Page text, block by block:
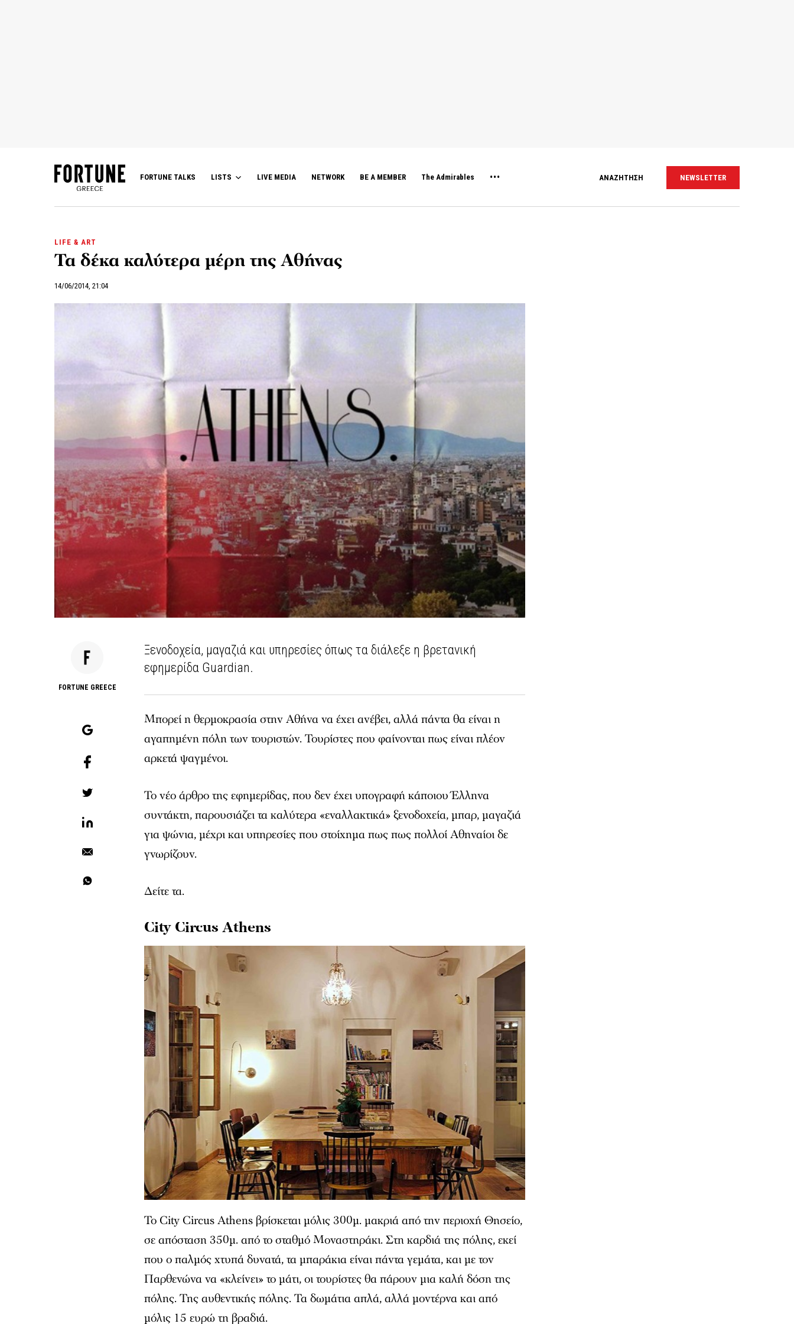
FORTUNE TALKS LISTS LIVE MEDIA NETWORK BE A MEMBER The Admirables ΑΝΑΖΗΤΗΣΗ NEWSLETTER
LIFE & ART
Τα δέκα καλύτερα μέρη της Αθήνας
14/06/2014, 21:04
FORTUNE GREECE
Ξενοδοχεία, μαγαζιά και υπηρεσίες όπως τα διάλεξε η βρετανική
εφημερίδα Guardian.
Μπορεί η θερμοκρασία στην Αθήνα να έχει ανέβει, αλλά πάντα θα είναι η
αγαπημένη πόλη των τουριστών. Τουρίστες που φαίνονται πως είναι πλέον
αρκετά ψαγμένοι.
Το νέο άρθρο της εφημερίδας, που δεν έχει υπογραφή κάποιου Έλληνα
συντάκτη, παρουσιάζει τα καλύτερα «εναλλακτικά» ξενοδοχεία, μπαρ, μαγαζιά
για ψώνια, μέχρι και υπηρεσίες που στοίχημα πως πως πολλοί Αθηναίοι δε
γνωρίζουν.
Δείτε τα.
City Circus Athens
Το City Circus Athens βρίσκεται μόλις 300μ. μακριά από την περιοχή Θησείο,
σε απόσταση 350μ. από το σταθμό Μοναστηράκι. Στη καρδιά της πόλης, εκεί
που ο παλμός χτυπά δυνατά, τα μπαράκια είναι πάντα γεμάτα, και με τον
Παρθενώνα να «κλείνει» το μάτι, οι τουρίστες θα πάρουν μια καλή δόση της
πόλης. Της αυθεντικής πόλης. Τα δωμάτια απλά, αλλά μοντέρνα και από
μόλις 15 ευρώ τη βραδιά.